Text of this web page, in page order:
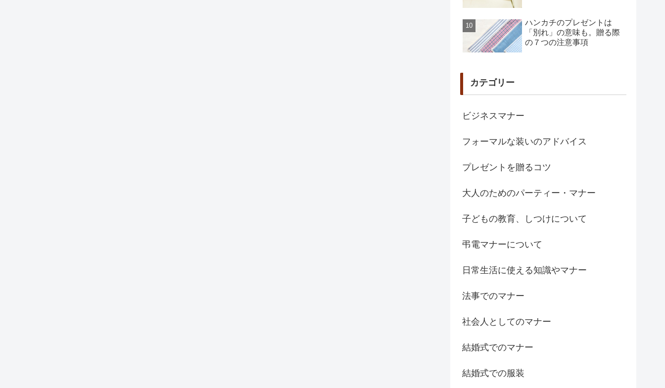
ハンカチのプレゼントは
「別れ」の意味も。贈る際
の７つの注意事項
カテゴリー
ビジネスマナー
フォーマルな装いのアドバイス
プレゼントを贈るコツ
大人のためのパーティー・マナー
子どもの教育、しつけについて
弔電マナーについて
日常生活に使える知識やマナー
法事でのマナー
社会人としてのマナー
結婚式でのマナー
結婚式での服装